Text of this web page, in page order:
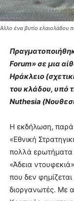
Άλλο ένα βυτίο ελαιολάδου
Forum» σε μια
Ηράκλειο
του κλάδου, υπό
Nuthesia
Η εκδήλωση, παρά
«Εθνική
πολλά ερωτήματα
«Άδεια
που δεν
διοργανωτές. Με